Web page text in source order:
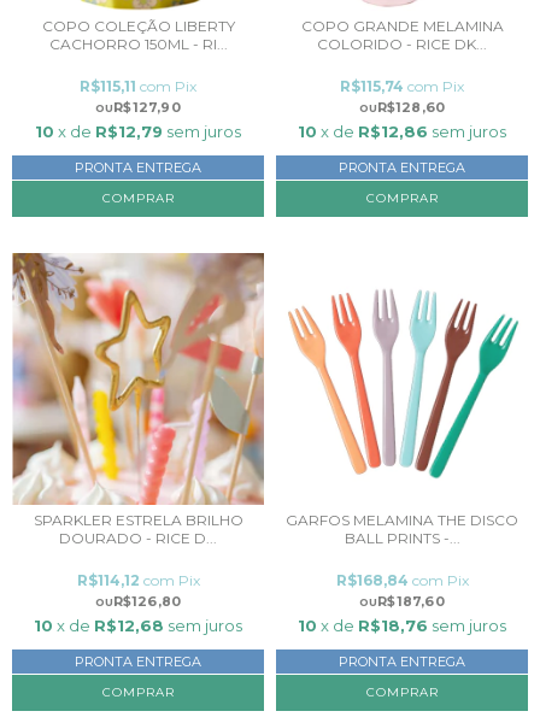
COPO COLEÇÃO LIBERTY
CACHORRO 150ML - RI...
R$127,90
R$115,11 com Pix
10 x de R$12,79 sem juros
PRONTA ENTREGA
COPO GRANDE MELAMINA
COLORIDO - RICE DK...
R$128,60
R$115,74 com Pix
10 x de R$12,86 sem juros
PRONTA ENTREGA
COMPRAR
SPARKLER ESTRELA BRILHO
DOURADO - RICE D...
R$126,80
R$114,12 com Pix
10 x de R$12,68 sem juros
PRONTA ENTREGA
GARFOS MELAMINA THE DISCO
BALL PRINTS -...
R$187,60
R$168,84 com Pix
10 x de R$18,76 sem juros
PRONTA ENTREGA